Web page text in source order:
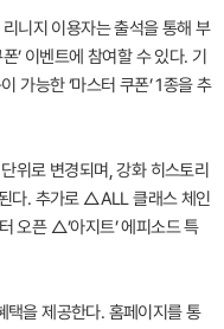
니지 이용자는 출석을 통해 부
’ 이벤트에 참여할 수 있다. 기
가능한 ‘마스터 쿠폰’ 1종을 추
위로 변경되며, 강화 히스토리
다. 추가로 △ALL 클래스 체인
오픈 △’아지트’ 에피소드 특
택을 제공한다. 홈페이지를 통